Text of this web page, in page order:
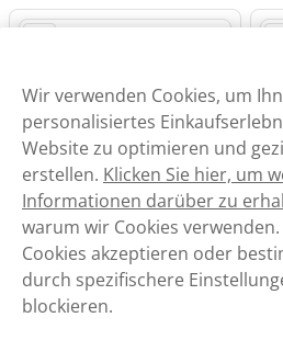
X All White
X Cold Blast Extra Strong 10mg
Wir verwenden Cookies, um
personalisiertes
Website zu optimieren und
erstellen. Klicken Sie hier, um
Informationen darüber zu
warum wir Cookies
Cookies akzeptieren oder
durch spezifischere
blockieren.